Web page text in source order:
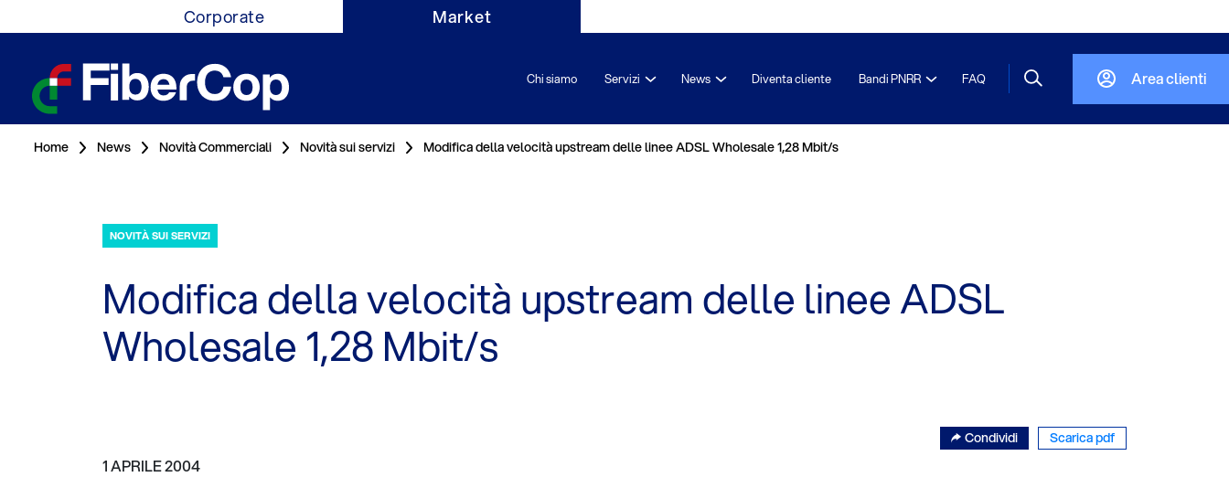
Corporate Market
Chi siamo Servizi News Diventa cliente Bandi PNRR FAQ Area clienti
Home News Novità Commerciali Novità sui servizi Modifica della velocità upstream delle linee ADSL Wholesale 1,28 Mbit/s
NOVITÀ SUI SERVIZI
Modifica della velocità upstream delle linee ADSL
Wholesale 1,28 Mbit/s
Condividi Scarica pdf
1 APRILE 2004